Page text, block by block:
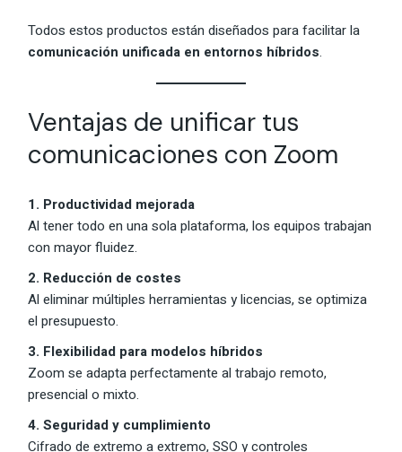
Todos estos productos están diseñados para facilitar la
comunicación unificada en entornos híbridos.
Ventajas de unificar tus
comunicaciones con Zoom
1. Productividad mejorada
Al tener todo en una sola plataforma, los equipos trabajan
con mayor fluidez.
2. Reducción de costes
Al eliminar múltiples herramientas y licencias, se optimiza
el presupuesto.
3. Flexibilidad para modelos híbridos
Zoom se adapta perfectamente al trabajo remoto,
presencial o mixto.
4. Seguridad y cumplimiento
Cifrado de extremo a extremo, SSO y controles